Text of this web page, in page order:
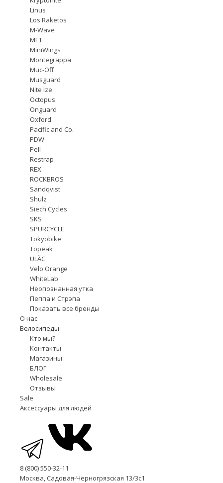
Linus
Los Raketos
M-Wave
MET
MiniWings
Montegrappa
Muc-Off
Musguard
Nite Ize
Octopus
Onguard
Oxford
Pacific and Co.
PDW
Pell
Restrap
REX
ROCKBROS
Sandqvist
Shulz
Siech Cycles
SKS
SPURCYCLE
Tokyobike
Topeak
ULÄC
Velo Orange
WhiteLab
Неопознанная утка
Пеппа и Стрэпа
Показать все бренды
О нас
Велосипеды
Кто мы?
Контакты
Магазины
БЛОГ
Wholesale
Отзывы
Sale
Аксессуары для людей
8 (800) 550-32-11
Москва, Садовая-Черногрязская 13/3с1